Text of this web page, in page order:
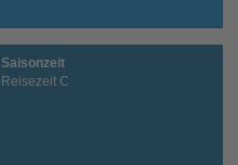
Saisonzeit
Reisezeit C